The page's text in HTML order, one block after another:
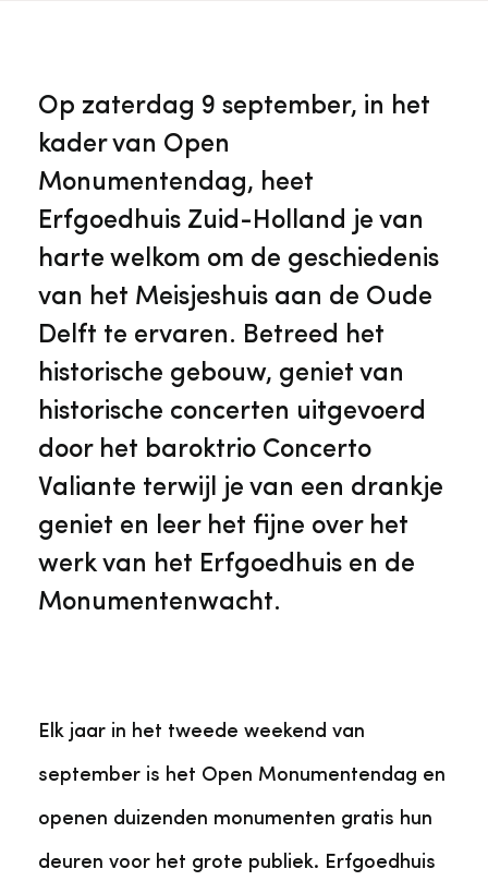
Museumplatform Zuid-Holland
Geschiedenis van Zuid-Holland
Bekijk alle diensten
Over de Monumentenwacht
Voorpagina Monumentenwacht
Tarieven
Algemene voorwaarden
Op zaterdag 9 september, in het
kader van Open
Monumentendag, heet
Erfgoedhuis Zuid-Holland je van
harte welkom om de geschiedenis
van het Meisjeshuis aan de Oude
Delft te ervaren. Betreed het
historische gebouw, geniet van
historische concerten uitgevoerd
door het baroktrio Concerto
Valiante terwijl je van een drankje
geniet en leer het fijne over het
werk van het Erfgoedhuis en de
Monumentenwacht.
Elk jaar in het tweede weekend van
september is het Open Monumentendag en
openen duizenden monumenten gratis hun
deuren voor het grote publiek. Erfgoedhuis